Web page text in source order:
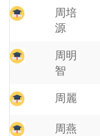
周培
源
周明
智
周麗
周燕